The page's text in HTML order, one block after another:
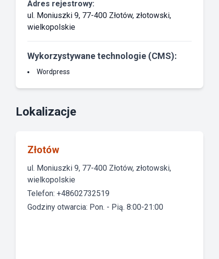
Adres rejestrowy:
ul. Moniuszki 9, 77-400 Złotów, złotowski,
wielkopolskie
Wykorzystywane technologie (CMS):
Wordpress
Lokalizacje
Złotów
ul. Moniuszki 9, 77-400 Złotów, złotowski,
wielkopolskie
Telefon: +48602732519
Godziny otwarcia: Pon. - Pią. 8:00-21:00